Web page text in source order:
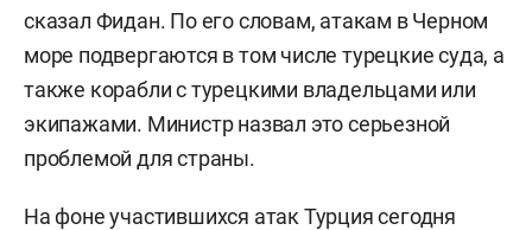
сказал Фидан. По его словам, атакам в Черном
море подвергаются в том числе турецкие суда, а
также корабли с турецкими владельцами или
экипажами. Министр назвал это серьезной
проблемой для страны.
На фоне участившихся атак Турция сегодня